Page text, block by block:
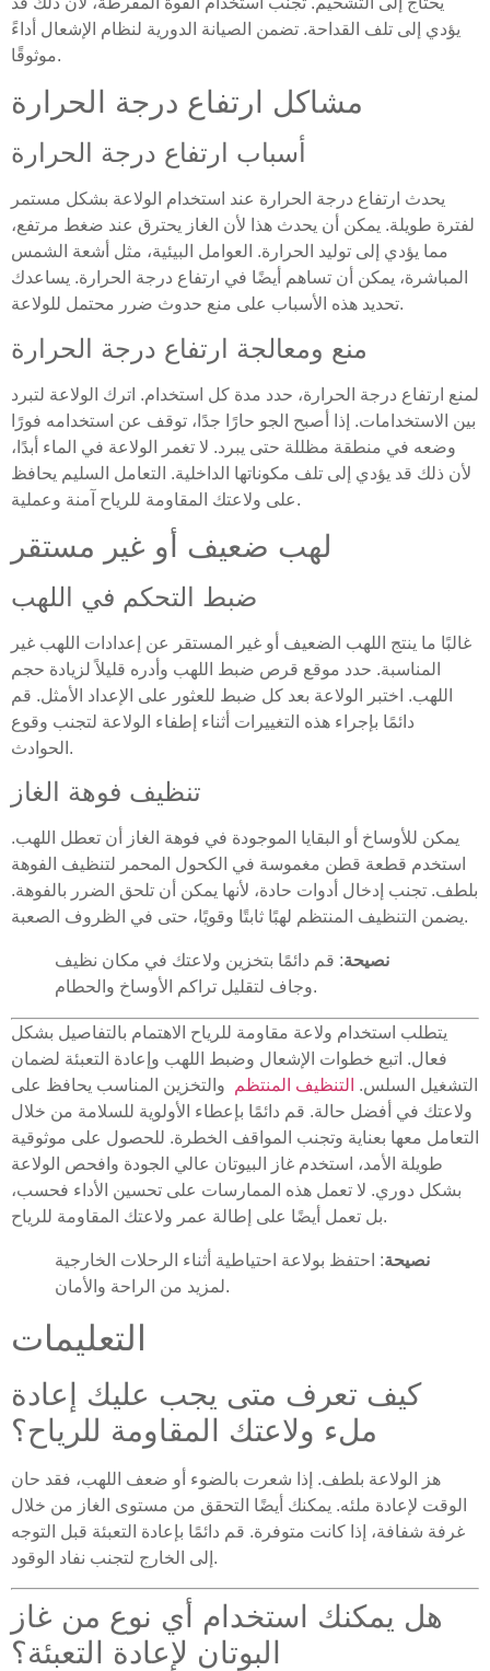
يؤدي إلى تلف القداحة. تضمن الصيانة الدورية لنظام الإشعال أداءً
موثوقًا.
مشاكل ارتفاع درجة الحرارة
أسباب ارتفاع درجة الحرارة
يحدث ارتفاع درجة الحرارة عند استخدام الولاعة بشكل مستمر
لفترة طويلة. يمكن أن يحدث هذا لأن الغاز يحترق عند ضغط مرتفع،
مما يؤدي إلى توليد الحرارة. العوامل البيئية، مثل أشعة الشمس
المباشرة، يمكن أن تساهم أيضًا في ارتفاع درجة الحرارة. يساعدك
تحديد هذه الأسباب على منع حدوث ضرر محتمل للولاعة.
منع ومعالجة ارتفاع درجة الحرارة
لمنع ارتفاع درجة الحرارة، حدد مدة كل استخدام. اترك الولاعة لتبرد
بين الاستخدامات. إذا أصبح الجو حارًا جدًا، توقف عن استخدامه فورًا
وضعه في منطقة مظللة حتى يبرد. لا تغمر الولاعة في الماء أبدًا،
لأن ذلك قد يؤدي إلى تلف مكوناتها الداخلية. التعامل السليم يحافظ
على ولاعتك المقاومة للرياح آمنة وعملية.
لهب ضعيف أو غير مستقر
ضبط التحكم في اللهب
غالبًا ما ينتج اللهب الضعيف أو غير المستقر عن إعدادات اللهب غير
المناسبة. حدد موقع قرص ضبط اللهب وأدره قليلاً لزيادة حجم
اللهب. اختبر الولاعة بعد كل ضبط للعثور على الإعداد الأمثل. قم
دائمًا بإجراء هذه التغييرات أثناء إطفاء الولاعة لتجنب وقوع
الحوادث.
تنظيف فوهة الغاز
يمكن للأوساخ أو البقايا الموجودة في فوهة الغاز أن تعطل اللهب.
استخدم قطعة قطن مغموسة في الكحول المحمر لتنظيف الفوهة
بلطف. تجنب إدخال أدوات حادة، لأنها يمكن أن تلحق الضرر بالفوهة.
يضمن التنظيف المنتظم لهبًا ثابتًا وقويًا، حتى في الظروف الصعبة.
نصيحة: قم دائمًا بتخزين ولاعتك في مكان نظيف
وجاف لتقليل تراكم الأوساخ والحطام.
يتطلب استخدام ولاعة مقاومة للرياح الاهتمام بالتفاصيل بشكل
فعال. اتبع خطوات الإشعال وضبط اللهب وإعادة التعبئة لضمان
التشغيل السلس. التنظيف المنتظم
والتخزين المناسب يحافظ على
ولاعتك في أفضل حالة. قم دائمًا بإعطاء الأولوية للسلامة من خلال
التعامل معها بعناية وتجنب المواقف الخطرة. للحصول على موثوقية
طويلة الأمد، استخدم غاز البيوتان عالي الجودة وافحص الولاعة
بشكل دوري. لا تعمل هذه الممارسات على تحسين الأداء فحسب،
بل تعمل أيضًا على إطالة عمر ولاعتك المقاومة للرياح.
نصيحة: احتفظ بولاعة احتياطية أثناء الرحلات الخارجية
لمزيد من الراحة والأمان.
التعليمات
كيف تعرف متى يجب عليك إعادة
ملء ولاعتك المقاومة للرياح؟
هز الولاعة بلطف. إذا شعرت بالضوء أو ضعف اللهب، فقد حان
الوقت لإعادة ملئه. يمكنك أيضًا التحقق من مستوى الغاز من خلال
غرفة شفافة، إذا كانت متوفرة. قم دائمًا بإعادة التعبئة قبل التوجه
إلى الخارج لتجنب نفاد الوقود.
هل يمكنك استخدام أي نوع من غاز
البوتان لإعادة التعبئة؟